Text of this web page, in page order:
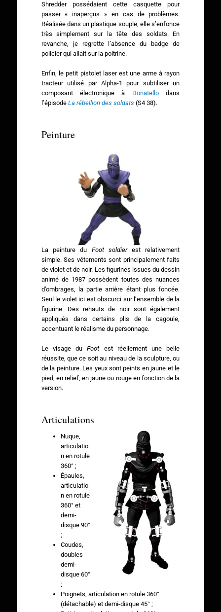
Shredder possédaient cette casquette pour
passer « inaperçus » en cas de problèmes.
Réalisée dans un plastique souple, elle s’enfonce
très simplement sur la tête des soldats. En
revanche, je regrette l’absence du badge de
policier qui allait sur la poitrine.
Enfin, le petit pistolet laser est une arme à rayon
tracteur utilisé par Alpha-1 pour subtiliser un
composant électronique à Donatellodans
l’épisode La rébellion des soldats (S4 38).
Peinture
La peinture du Foot soldierest relativement
simple. Ses vêtements sont principalement faits
de violet et de noir. Les figurines issues du dessin
animé de 1987 possèdent toutes des nuances
d’ombrages, la partie arrière étant plus foncée.
Seul le violet ici est obscurci sur l’ensemble de la
figurine. Des rehauts de noir sont également
appliqués dans certains plis de la cagoule,
accentuant le réalisme du personnage.
Le visage duFootest réellement une belle
réussite, que ce soit au niveau de la sculpture, ou
de la peinture. Les yeux sont peints en jaune et le
pied, en relief, en jaune ou rouge en fonction de la
version.
Articulations
Nuque,
articulatio
n en rotule
360° ;
Épaules,
articulatio
n en rotule
360° et
demi-
disque 90°
;
Coudes,
doubles
demi-
disque 60°
;
Poignets, articulation en rotule 360°
(détachable) et demi-disque 45° ;